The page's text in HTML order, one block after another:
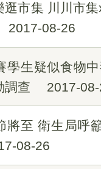
逛市集 川川市
2017-08-26
學生疑似食物
調查
2017-
將至 衛生局呼
08-26